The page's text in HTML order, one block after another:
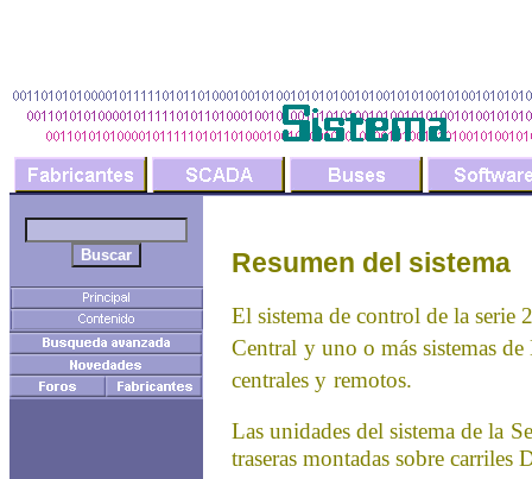
Resumen del sistema
El sistema de control de la serie
Central y uno o más sistemas
centrales y remotos.
Las unidades del sistema de la
traseras montadas sobre carriles